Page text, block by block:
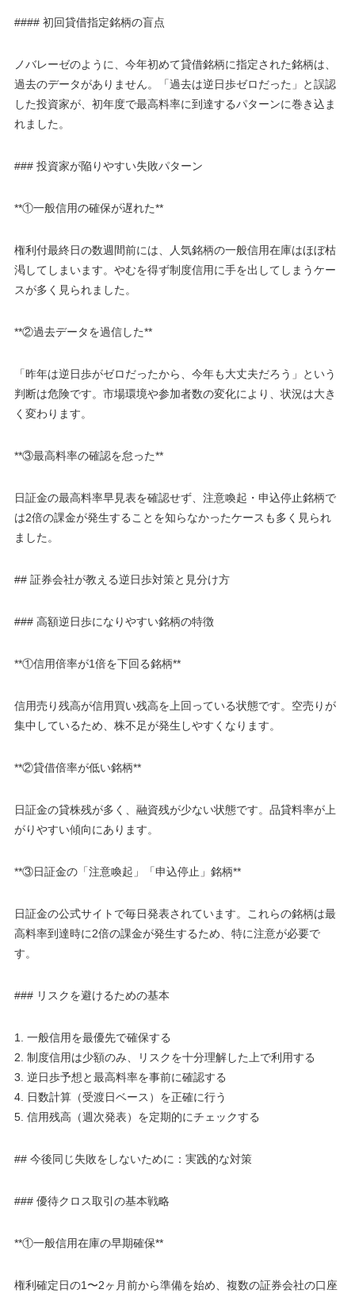
#### 初回貸借指定銘柄の盲点
ノバレーゼのように、今年初めて貸借銘柄に指定された銘柄は、
過去のデータがありません。「過去は逆日歩ゼロだった」と誤認
した投資家が、初年度で最高料率に到達するパターンに巻き込ま
れました。
### 投資家が陥りやすい失敗パターン
**①一般信用の確保が遅れた**
権利付最終日の数週間前には、人気銘柄の一般信用在庫はほぼ枯
渇してしまいます。やむを得ず制度信用に手を出してしまうケー
スが多く見られました。
**②過去データを過信した**
「昨年は逆日歩がゼロだったから、今年も大丈夫だろう」という
判断は危険です。市場環境や参加者数の変化により、状況は大き
く変わります。
**③最高料率の確認を怠った**
日証金の最高料率早見表を確認せず、注意喚起・申込停止銘柄で
は2倍の課金が発生することを知らなかったケースも多く見られ
ました。
## 証券会社が教える逆日歩対策と見分け方
### 高額逆日歩になりやすい銘柄の特徴
**①信用倍率が1倍を下回る銘柄**
信用売り残高が信用買い残高を上回っている状態です。空売りが
集中しているため、株不足が発生しやすくなります。
**②貸借倍率が低い銘柄**
日証金の貸株残が多く、融資残が少ない状態です。品貸料率が上
がりやすい傾向にあります。
**③日証金の「注意喚起」「申込停止」銘柄**
日証金の公式サイトで毎日発表されています。これらの銘柄は最
高料率到達時に2倍の課金が発生するため、特に注意が必要で
す。
### リスクを避けるための基本
1. 一般信用を最優先で確保する
2. 制度信用は少額のみ、リスクを十分理解した上で利用する
3. 逆日歩予想と最高料率を事前に確認する
4. 日数計算（受渡日ベース）を正確に行う
5. 信用残高（週次発表）を定期的にチェックする
## 今後同じ失敗をしないために：実践的な対策
### 優待クロス取引の基本戦略
**①一般信用在庫の早期確保**
権利確定日の1〜2ヶ月前から準備を始め、複数の証券会社の口座